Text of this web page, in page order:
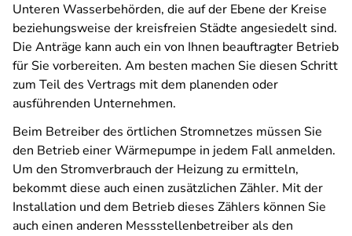
Unteren Wasserbehörden, die auf der Ebene der Kreise
beziehungsweise der kreisfreien Städte angesiedelt sind.
Die Anträge kann auch ein von Ihnen beauftragter Betrieb
für Sie vorbereiten. Am besten machen Sie diesen Schritt
zum Teil des Vertrags mit dem planenden oder
ausführenden Unternehmen.
Beim Betreiber des örtlichen Stromnetzes müssen Sie
den Betrieb einer Wärmepumpe in jedem Fall anmelden.
Um den Stromverbrauch der Heizung zu ermitteln,
bekommt diese auch einen zusätzlichen Zähler. Mit der
Installation und dem Betrieb dieses Zählers können Sie
auch einen anderen Messstellenbetreiber als den